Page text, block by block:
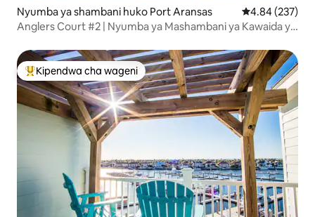
Nyumba ya shambani huko Port Aransas Ukadiriaji wa
4.84 (237)
Anglers Court #2 | Nyumba ya Mashambani ya Kawaida ya
Kipendwa maarufu cha wageni
Kipendwa cha wageni